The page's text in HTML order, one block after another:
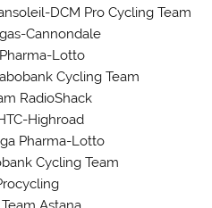
DCM Pro Cycling Team
Cannondale
Lotto
Cycling Team
RadioShack
Highroad
Pharma-Lotto
Cycling Team